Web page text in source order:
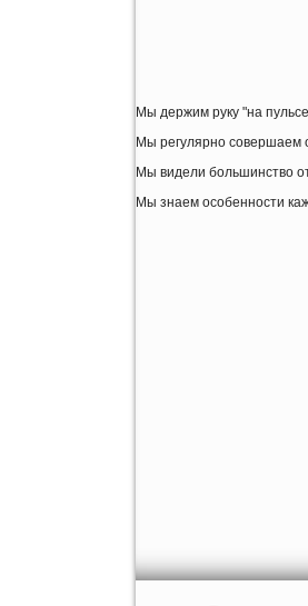
Мы держим руку "на
Мы регулярно совершаем
Мы видели большинство
Мы знаем особенности